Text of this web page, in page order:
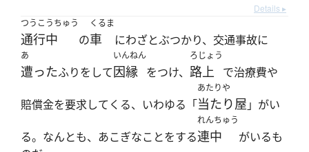
Details ▸
つうこうちゅう
通行中 の
くるま
車 にわざとぶつかり、交通事故に
あ
遭ったふりをして
いんねん
因縁 をつけ、
ろじょう
路上 で治療費や
賠償金を要求してくる、いわゆる「
あたりや
当たり屋 」がい
る。なんとも、あこぎなことをする
れんちゅう
連中
がいるも